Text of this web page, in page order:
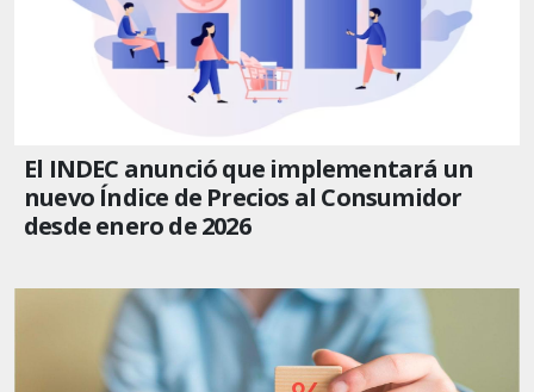
El INDEC anunció que implementará un
nuevo Índice de Precios al Consumidor
desde enero de 2026